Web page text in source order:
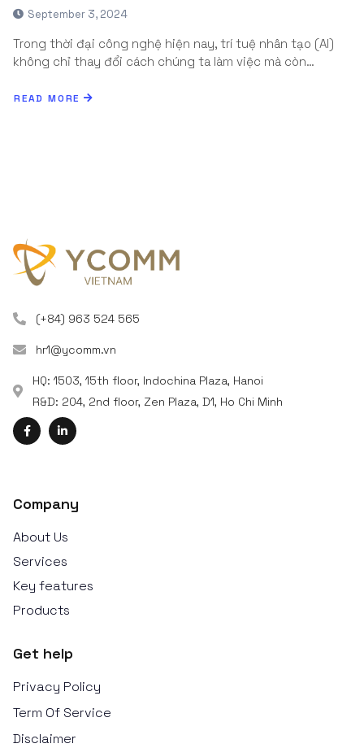
September 3, 2024
Trong thời đại công nghệ hiện nay, trí tuệ nhân tạo (AI)
không chỉ thay đổi cách chúng ta làm việc mà còn…
READ MORE
(+84) 963 524 565
hr1@ycomm.vn
HQ: 1503, 15th floor, Indochina Plaza, Hanoi
R&D: 204, 2nd floor, Zen Plaza, D1, Ho Chi Minh
Company
About Us
Services
Key features
Products
Get help
Privacy Policy
Term Of Service
Disclaimer